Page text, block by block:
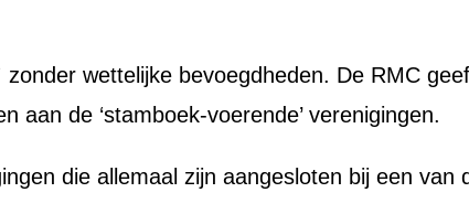
wettelijke bevoegdheden. De RMC
de ‘stamboek-voerende’ verenigingen.
die allemaal zijn aangesloten bij een van